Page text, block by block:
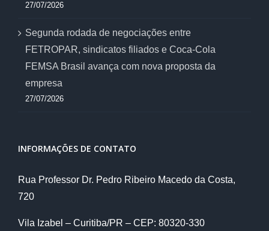
27/07/2026
Segunda rodada de negociações entre
FETROPAR, sindicatos filiados e Coca-Cola
FEMSA Brasil avança com nova proposta da
empresa
27/07/2026
INFORMAÇÕES DE CONTATO
Rua Professor Dr. Pedro Ribeiro Macedo da Costa,
720
Vila Izabel – Curitiba/PR – CEP: 80320-330